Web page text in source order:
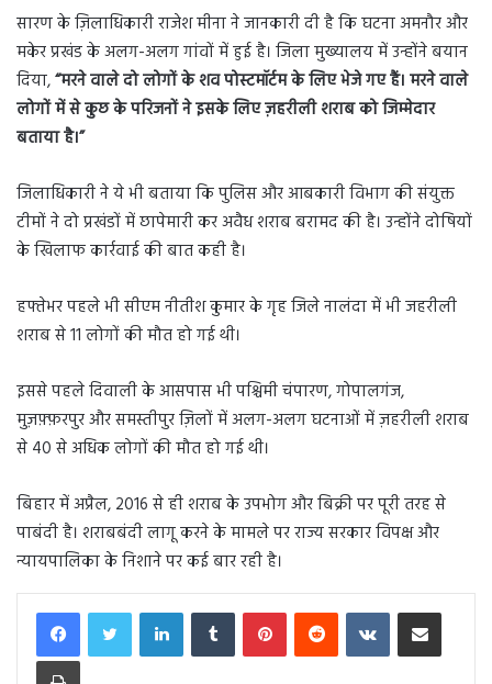
सारण के ज़िलाधिकारी राजेश मीना ने जानकारी दी है कि घटना अमनौर और
मकेर प्रखंड के अलग-अलग गांवों में हुई है। जिला मुख्यालय में उन्होंने बयान
दिया,“मरने वाले दो लोगों के शव पोस्टमॉर्टम के लिए भेजे गए हैं। मरने वाले
लोगों में से कुछ के परिजनों ने इसके लिए ज़हरीली शराब को जिम्मेदार
बताया है।”
जिलाधिकारी ने ये भी बताया कि पुलिस और आबकारी विभाग की संयुक्त
टीमों ने दो प्रखंडों में छापेमारी कर अवैध शराब बरामद की है। उन्होंने दोषियों
के खिलाफ कार्रवाई की बात कही है।
हफ्तेभर पहले भी सीएम नीतीश कुमार के गृह जिले नालंदा में भी जहरीली
शराब से 11 लोगों की मौत हो गई थी।
इससे पहले दिवाली के आसपास भी पश्चिमी चंपारण, गोपालगंज,
मुज़फ़्फ़रपुर और समस्तीपुर ज़िलों में अलग-अलग घटनाओं में ज़हरीली शराब
से 40 से अधिक लोगों की मौत हो गई थी।
बिहार में अप्रैल, 2016 से ही शराब के उपभोग और बिक्री पर पूरी तरह से
पाबंदी है। शराबबंदी लागू करने के मामले पर राज्य सरकार विपक्ष और
न्यायपालिका के निशाने पर कई बार रही है।
LinkedInTumblr PinterestReddit VKontakteShare via Email
Print